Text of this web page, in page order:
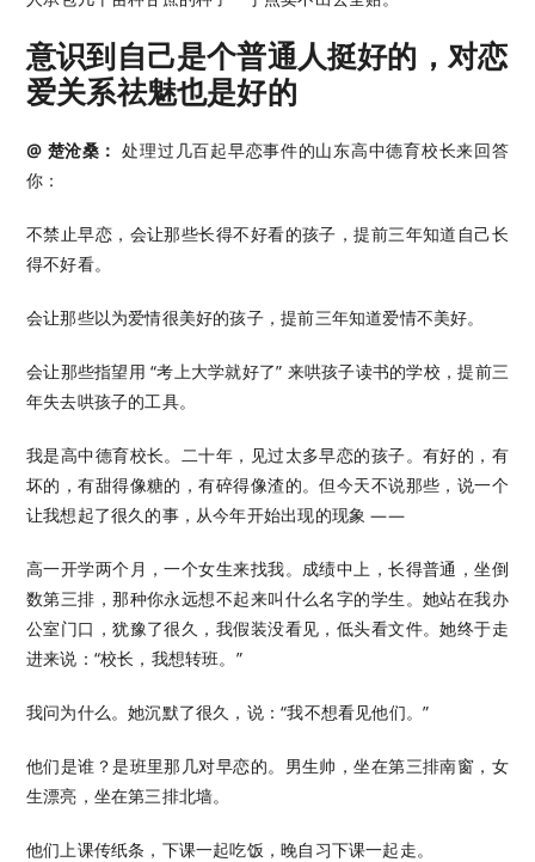
意识到自己是个普通人挺好的，对恋
爱关系祛魅也是好的
@ 楚沧桑： 处理过几百起早恋事件的山东高中德育校长来回答
你：
不禁止早恋，会让那些长得不好看的孩子，提前三年知道自己长
得不好看。
会让那些以为爱情很美好的孩子，提前三年知道爱情不美好。
会让那些指望用 “考上大学就好了” 来哄孩子读书的学校，提前三
年失去哄孩子的工具。
我是高中德育校长。二十年，见过太多早恋的孩子。有好的，有
坏的，有甜得像糖的，有碎得像渣的。但今天不说那些，说一个
让我想起了很久的事，从今年开始出现的现象 ——
高一开学两个月，一个女生来找我。成绩中上，长得普通，坐倒
数第三排，那种你永远想不起来叫什么名字的学生。她站在我办
公室门口，犹豫了很久，我假装没看见，低头看文件。她终于走
进来说：“校长，我想转班。”
我问为什么。她沉默了很久，说：“我不想看见他们。”
他们是谁？是班里那几对早恋的。男生帅，坐在第三排南窗，女
生漂亮，坐在第三排北墙。
他们上课传纸条，下课一起吃饭，晚自习下课一起走。